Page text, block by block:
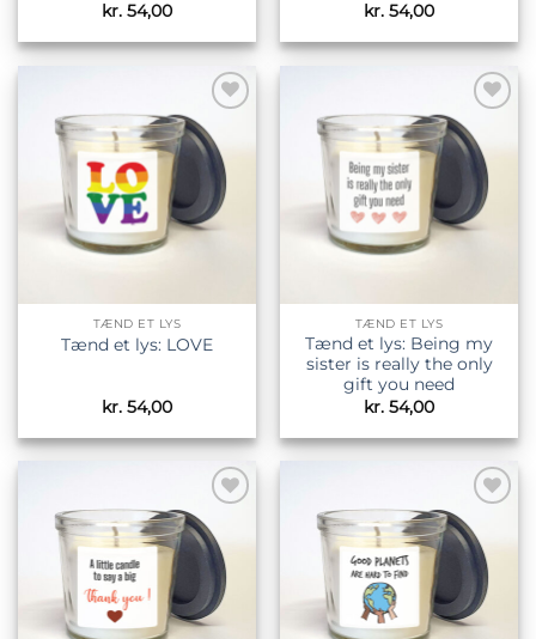
kr. 54,00 kr. 54,00
Tilføj til
ønskeliste
TÆND ET LYS
Tænd et lys: LOVE
kr. 54,00
Tilføj til
ønskeliste
TÆND ET LYS
Tænd et lys: Being my
sister is really the only
gift you need
kr. 54,00
Tilføj til
ønskeliste
Tilføj til
ønskeliste